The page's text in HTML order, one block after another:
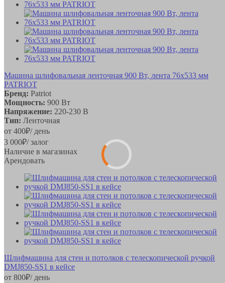
Машина шлифовальная ленточная 900 Вт, лента 76х533 мм
PATRIOT
Бренд: Patriot
Мощность: 900 Вт
Напряжение: 220-230 В
Тип: Ленточная
от 400₽/ день
3 000₽/ залог
Наличие в магазинах
Арендовать
Шлифмашина для стен и потолков с телескопической ручкой
DMJ850-SS1 в кейсе
от 800₽/ день